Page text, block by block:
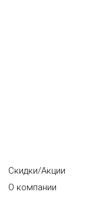
Скидки/Акции
О компании